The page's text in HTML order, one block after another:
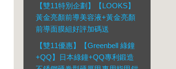
【雙11特別企劃】【LOOKS】
黃金亮顏前導美容液+黃金亮顏
前導面膜組好評加碼送
【雙11優惠】【Greenbell 綠鐘
+QQ】日本綠鐘+QQ專利鍛造